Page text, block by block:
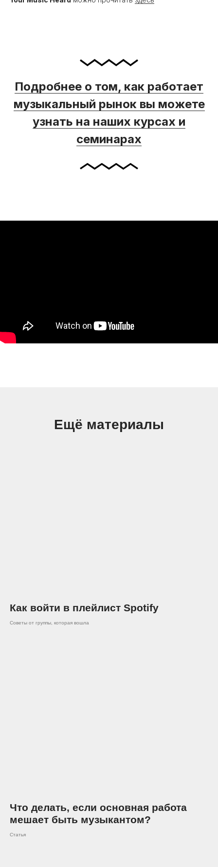
Подробнее о том, как работает
музыкальный рынок вы можете
узнать на наших курсах и
семинарах
Ещё материалы
Как войти в плейлист Spotify
Cоветы от группы, которая вошла
Что делать, если основная работа
мешает быть музыкантом?
Статья